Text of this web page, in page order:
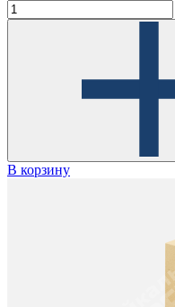
В корзину